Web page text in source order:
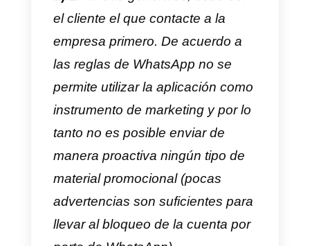
entre los canales de
comunicación empresarial.
Esto significa que en el caso de
una pequeña boutique o una
pastelería, el número deberá ser
impreso en los volantes
promocionales y en las tarjetas
de visita, en el caso de un